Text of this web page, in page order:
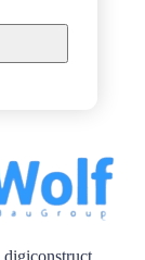
digiconstruct